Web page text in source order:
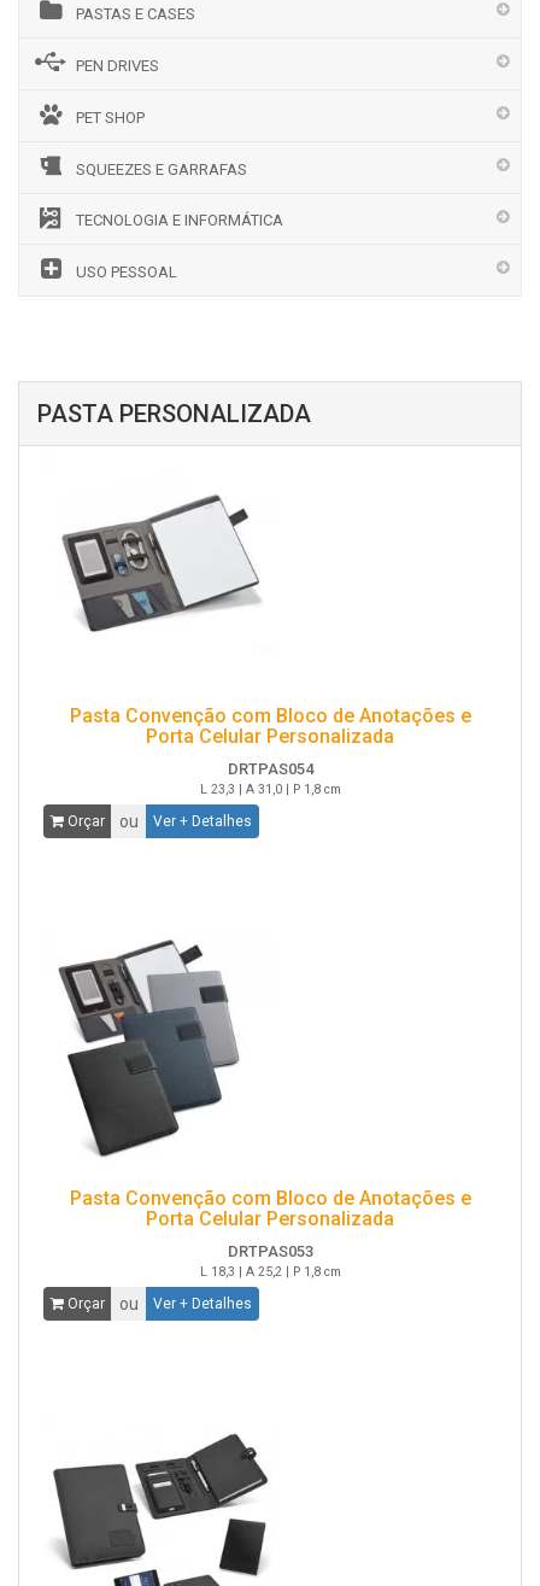
PASTAS E CASES
PEN DRIVES
PET SHOP
SQUEEZES E GARRAFAS
TECNOLOGIA E INFORMÁTICA
USO PESSOAL
PASTA PERSONALIZADA
Pasta Convenção com Bloco de Anotações e
Porta Celular Personalizada
DRTPAS054
L 23,3 | A 31,0 | P 1,8 cm
Orçar ou Ver + Detalhes
Pasta Convenção com Bloco de Anotações e
Porta Celular Personalizada
DRTPAS053
L 18,3 | A 25,2 | P 1,8 cm
Orçar ou Ver + Detalhes